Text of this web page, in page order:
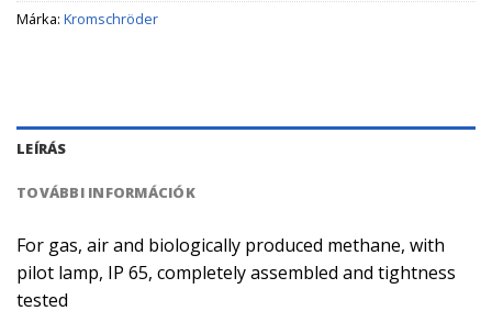
Márka: Kromschröder
LEÍRÁS
TOVÁBBI INFORMÁCIÓK
For gas, air and biologically produced methane, with
pilot lamp, IP 65, completely assembled and tightness
tested